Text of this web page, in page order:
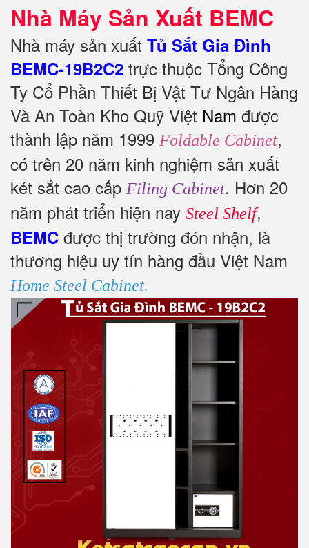
Nhà Máy Sản Xuất BEMC
Nhà máy sản xuất Tủ Sắt Gia Đình
BEMC-19B2C2 trực thuộc Tổng Công
Ty Cổ Phần Thiết Bị Vật Tư Ngân Hàng
Và An Toàn Kho Quỹ Việt Nam được
thành lập năm 1999 Foldable Cabinet,
có trên 20 năm kinh nghiệm sản xuất
két sắt cao cấp Filing Cabinet. Hơn 20
năm phát triển hiện nay Steel Shelf,
BEMC được thị trường đón nhận, là
thương hiệu uy tín hàng đầu Việt Nam
Home Steel Cabinet.